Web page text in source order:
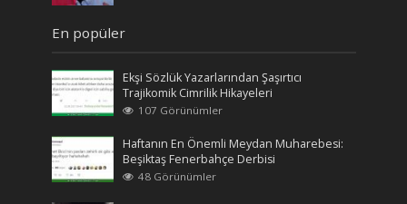
En popüler
Ekşi Sözlük Yazarlarından Şaşırtıcı
Trajikomik Cimrilik Hikayeleri
107 Görünümler
Haftanın En Önemli Meydan Muharebesi:
Beşiktaş Fenerbahçe Derbisi
48 Görünümler